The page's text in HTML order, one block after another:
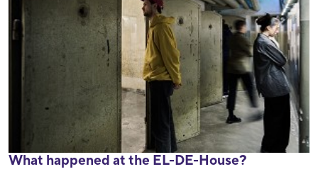
What happened at the EL-DE-House?